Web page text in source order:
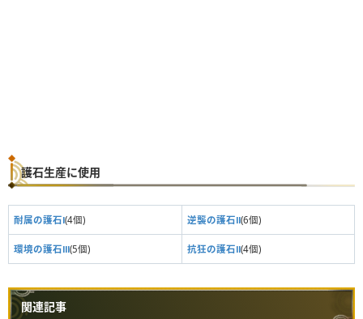
護石生産に使用
耐属の護石Ⅰ(4個) 逆襲の護石Ⅱ(6個)
環境の護石Ⅲ(5個) 抗狂の護石Ⅱ(4個)
関連記事